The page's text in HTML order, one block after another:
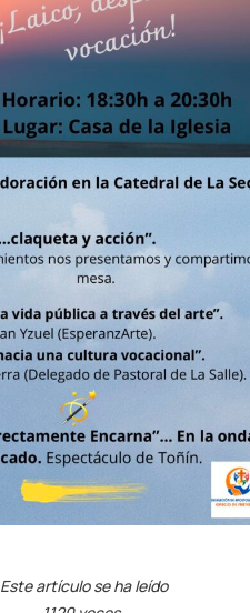
Este artículo se ha leído